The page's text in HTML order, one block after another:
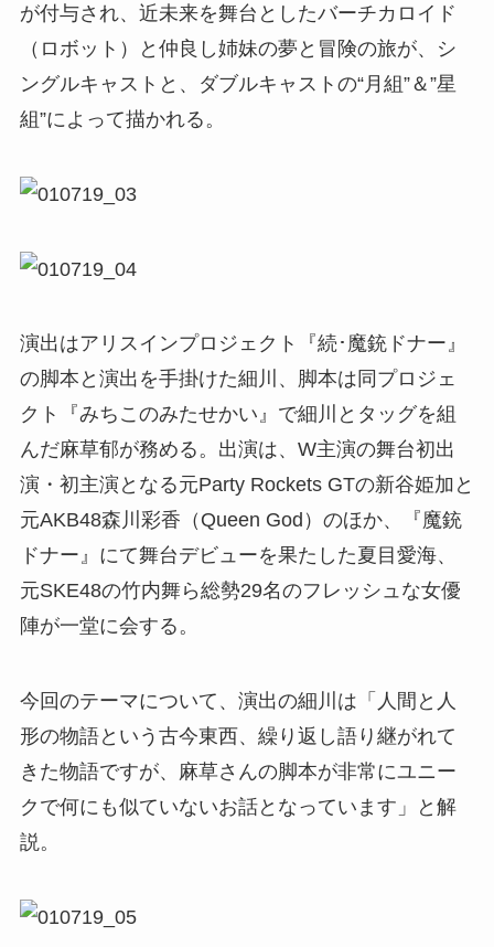
が付与され、近未来を舞台としたバーチカロイド
（ロボット）と仲良し姉妹の夢と冒険の旅が、シ
ングルキャストと、ダブルキャストの“月組”＆”星
組”によって描かれる。
演出はアリスインプロジェクト『続･魔銃ドナー』
の脚本と演出を手掛けた細川、脚本は同プロジェ
クト『みちこのみたせかい』で細川とタッグを組
んだ麻草郁が務める。出演は、W主演の舞台初出
演・初主演となる元Party Rockets GTの新谷姫加と
元AKB48森川彩香（Queen God）のほか、『魔銃
ドナー』にて舞台デビューを果たした夏目愛海、
元SKE48の竹内舞ら総勢29名のフレッシュな女優
陣が一堂に会する。
今回のテーマについて、演出の細川は「人間と人
形の物語という古今東西、繰り返し語り継がれて
きた物語ですが、麻草さんの脚本が非常にユニー
クで何にも似ていないお話となっています」と解
説。